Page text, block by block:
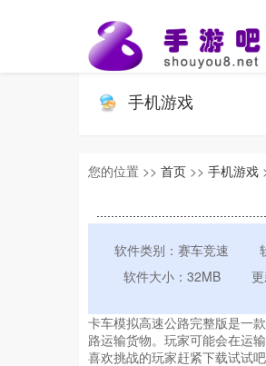
手机游戏
您的位置 >> 首页 >> 手机游戏
软件类别：赛车竞速
软件大小：32MB
卡车模拟高速公路完整版是一
路运输货物。玩家可能会在运
喜欢挑战的玩家赶紧下载试试